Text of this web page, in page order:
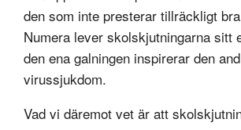
den som inte presterar tillräckligt
Numera lever skolskjutningarna sitt
den ena galningen inspirerar den
virussjukdom.
Vad vi däremot vet är att